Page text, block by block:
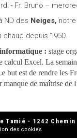
- Fr. Bruno –
ND des Neiges,
chaud depuis 1950.
: stage
calcul Excel. La
but est de rendre les
manque de maîtrise de
Tamié - 1242
des cookies